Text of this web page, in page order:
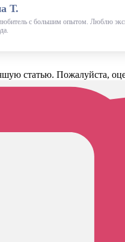
Т.
с большим опытом. Люблю
статью. Пожалуйста,